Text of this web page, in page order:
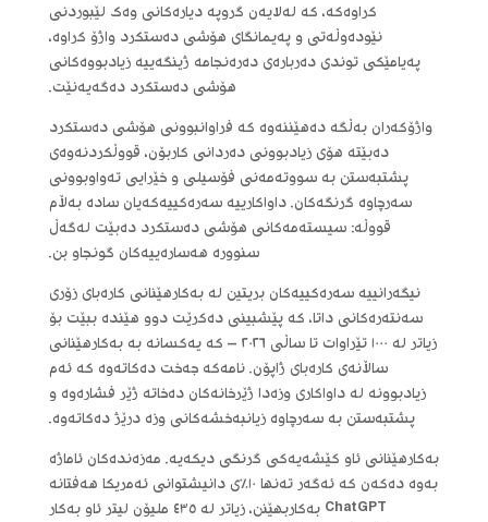
کراوەکە، کە لەلایەن گروپە دیارەکانی وەک لێبوردنی
نێودەوڵەتی و پەیمانگای هۆشی دەستکرد واژۆ کراوە،
پەیامێکی توندی دەربارەی دەرەنجامە ژینگەییە زیادبووەکانی
هۆشی دەستکرد دەگەیەنێت.
واژۆکەران بەڵگە دەهێننەوە کە فراوانبوونی هۆشی دەستکرد
دەبێتە هۆی زیادبوونی دەردانی کاربۆن، قووڵکردنەوەی
پشتبەستن بە سووتەمەنی فۆسیلی و خێرایی تەواوبوونی
سەرچاوە گرنگەکان. داواکارییە سەرەکییەکەیان سادە بەڵام
قووڵە: سیستەمەکانی هۆشی دەستکرد دەبێت لەگەڵ
سنوورە هەسارەییەکان گونجاو بن.
نیگەرانییە سەرەکییەکان بریتین لە بەکارهێنانی کارەبای زۆری
سەنتەرەکانی داتا، کە پێشبینی دەکرێت دوو هێندە ببێت بۆ
زیاتر لە ١٠٠٠ تێراوات تا ساڵی ٢٠٢٦ – کە یەکسانە بە بەکارهێنانی
ساڵانەی کارەبای ژاپۆن. نامەکە جەخت دەکاتەوە کە ئەم
زیادبوونە لە داواکاری وزەدا ژێرخانەکان دەخاتە ژێر فشارەوە و
پشتبەستن بە سەرچاوە زیانبەخشەکانی وزە درێژ دەکاتەوە.
بەکارهێنانی ئاو کێشەیەکی گرنگی دیکەیە. مەزەندەکان ئاماژە
بەوە دەکەن کە ئەگەر تەنها ١٠٪‌ی دانیشتوانی ئەمریکا هەفتانە
ChatGPT بەکاربهێنن، زیاتر لە ٤٣٥ ملیۆن لیتر ئاو بەکار